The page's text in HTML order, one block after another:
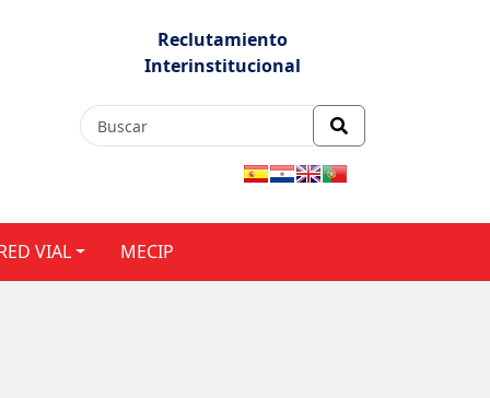
Reclutamiento
Interinstitucional
VIAL MECIP